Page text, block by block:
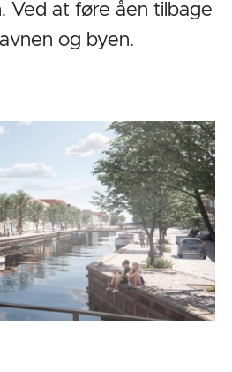
Ved at føre åen tilbage
og byen.